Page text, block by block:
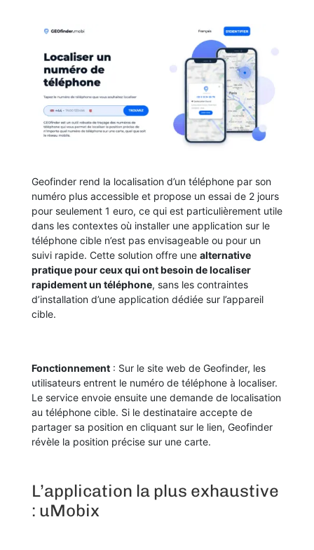
Geofinder rend la localisation d’un téléphone par son
numéro plus accessible et propose un essai de 2 jours
pour seulement 1 euro, ce qui est particulièrement utile
dans les contextes où installer une application sur le
téléphone cible n’est pas envisageable ou pour un
suivi rapide. Cette solution offre une alternative
pratique pour ceux qui ont besoin de localiser
rapidement un téléphone, sans les contraintes
d’installation d’une application dédiée sur l’appareil
cible.
Fonctionnement: Sur le site web de Geofinder, les
utilisateurs entrent le numéro de téléphone à localiser.
Le service envoie ensuite une demande de localisation
au téléphone cible. Si le destinataire accepte de
partager sa position en cliquant sur le lien, Geofinder
révèle la position précise sur une carte.
L’application la plus exhaustive
: uMobix